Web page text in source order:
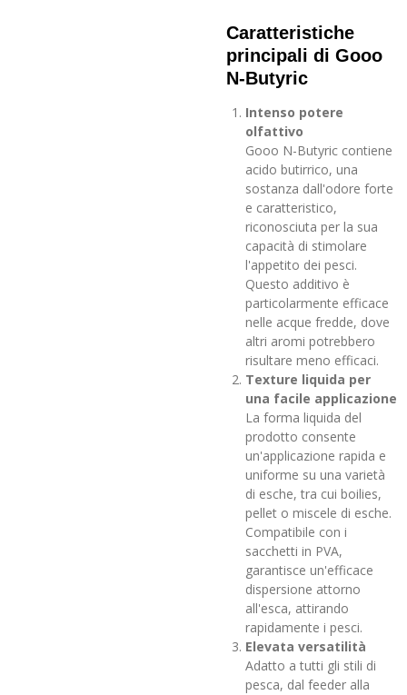
Caratteristiche
principali di Gooo
N-Butyric
Intenso potere
olfattivo
Gooo N-Butyric contiene
acido butirrico, una
sostanza dall'odore forte
e caratteristico,
riconosciuta per la sua
capacità di stimolare
l'appetito dei pesci.
Questo additivo è
particolarmente efficace
nelle acque fredde, dove
altri aromi potrebbero
risultare meno efficaci.
Texture liquida per
una facile applicazione
La forma liquida del
prodotto consente
un'applicazione rapida e
uniforme su una varietà
di esche, tra cui boilies,
pellet o miscele di esche.
Compatibile con i
sacchetti in PVA,
garantisce un'efficace
dispersione attorno
all'esca, attirando
rapidamente i pesci.
Elevata versatilità
Adatto a tutti gli stili di
pesca, dal feeder alla